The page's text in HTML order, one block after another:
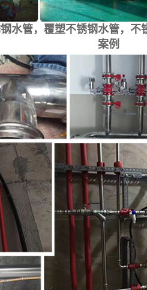
水管，覆塑不锈钢水管，
案例